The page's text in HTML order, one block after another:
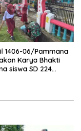
1406-06/Pammana
Karya Bhakti
siswa SD 224